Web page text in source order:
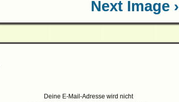
Next Image ›
Deine E-Mail-Adresse wird nicht